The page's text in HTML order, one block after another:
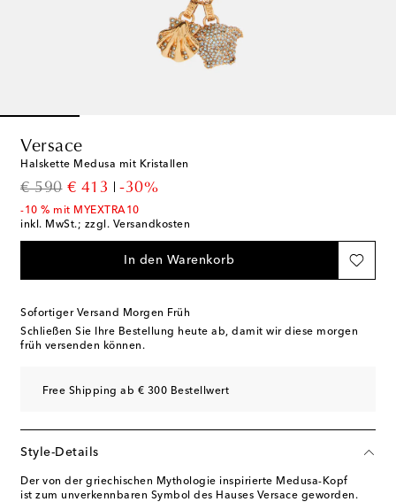
Versace
Halskette Medusa mit Kristallen
€ 590
original price
€ 413
discount price
-30%
-10 % mit MYEXTRA10
inkl. MwSt.; zzgl. Versandkosten
In den Warenkorb
Sofortiger Versand Morgen Früh
Schließen Sie Ihre Bestellung heute ab, damit wir diese morgen
früh versenden können.
Free Shipping ab € 300 Bestellwert
Style-Details
Der von der griechischen Mythologie inspirierte Medusa-Kopf
ist zum unverkennbaren Symbol des Hauses Versace geworden.